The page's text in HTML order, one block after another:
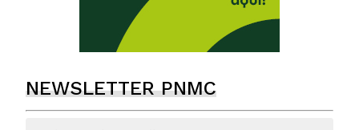
NEWSLETTER PNMC